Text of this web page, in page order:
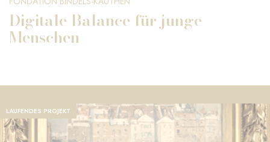
Digitale Balance für junge
Menschen
LAUFENDES PROJEKT